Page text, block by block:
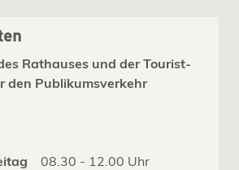
Rathauses und der Tourist-
den Publikumsverkehr
08.30 - 12.00 Uhr